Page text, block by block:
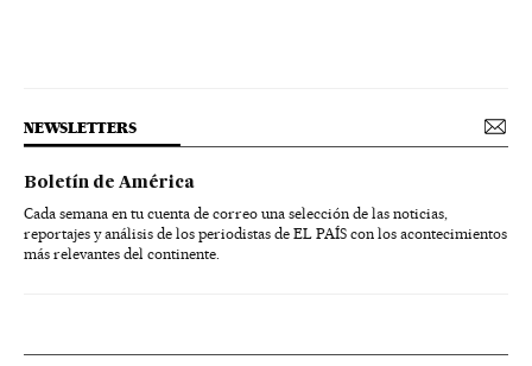
NEWSLETTERS
Boletín de América
Cada semana en tu cuenta de correo una selección de las noticias,
reportajes y análisis de los periodistas de EL PAÍS con los acontecimientos
más relevantes del continente.